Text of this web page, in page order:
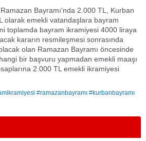
Bayramı'nda 2.000 TL, Kurban
olarak emekli vatandaşlara bayram
toplamda bayram ikramiyesi 4000 liraya
kararın resmileşmesi sonrasında
olan Ramazan Bayramı öncesinde
bir başvuru yapmadan emekli maaşı
2.000 TL emekli ikramiyesi
#ramazanbayramı #kurbanbayramı